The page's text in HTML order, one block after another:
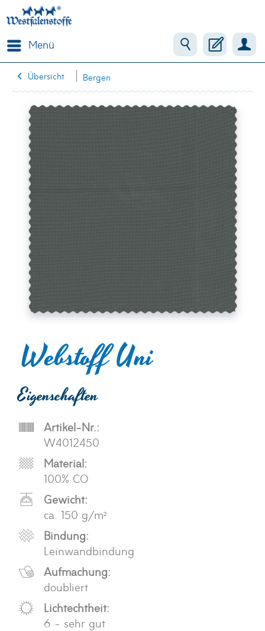
Menü
Übersicht Bergen
Webstoff Uni
Eigenschaften
Artikel-Nr.:
W4012450
Material:
100% CO
Gewicht:
ca. 150 g/m²
Bindung:
Leinwandbindung
Aufmachung:
doubliert
Lichtechtheit:
6 - sehr gut